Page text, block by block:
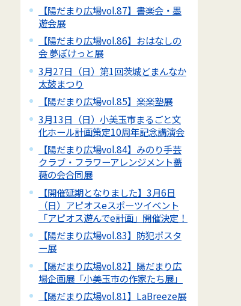
【陽だまり広場vol.87】書楽会・墨
遊会展
【陽だまり広場vol.86】おはなしの
会 夢ぽけっと展
3月27日（日）第1回茨城どまんなか
太鼓まつり
【陽だまり広場vol.85】楽楽塾展
3月13日（日）小美玉市まるごと文
化ホール計画策定10周年記念講演会
【陽だまり広場vol.84】みのり手芸
クラブ・フラワーアレンジメント薔
薇の会合同展
【開催延期となりました】3月6日
（日）アピオスeスポーツイベント
「アピオス遊んでe計画」開催決定！
【陽だまり広場vol.83】防犯ポスタ
ー展
【陽だまり広場vol.82】陽だまり広
場企画展「小美玉市の作家たち展」
【陽だまり広場vol.81】LaBreeze展